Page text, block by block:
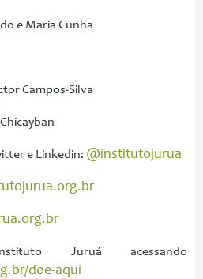
e Maria Cunha
Campos-Silva
e Linkedin: @institutojurua
Juruá acessando
doe-aqui